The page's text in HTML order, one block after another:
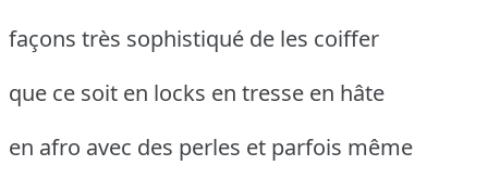
façons très sophistiqué de les coiffer
que ce soit en locks en tresse en hâte
en afro avec des perles et parfois même